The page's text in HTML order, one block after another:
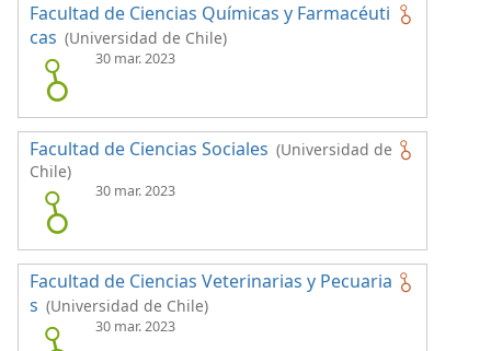
Facultad de Ciencias Químicas y Farmacéuti
cas (Universidad de Chile)
30 mar. 2023
Facultad de Ciencias Sociales (Universidad de
Chile)
30 mar. 2023
Facultad de Ciencias Veterinarias y Pecuaria
s (Universidad de Chile)
30 mar. 2023